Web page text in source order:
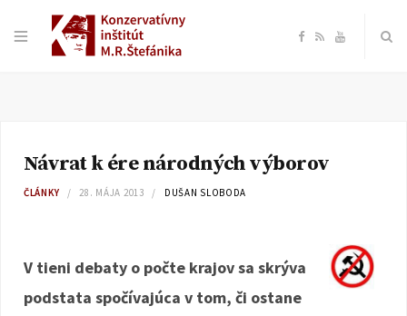
F
e
o
R Y
b
Návrat k ére národných výborov
ČLÁNKY 28. MÁJA 2013 DUŠAN SLOBODA
V tieni debaty o počte krajov sa skrýva
podstata spočívajúca v tom, či ostane